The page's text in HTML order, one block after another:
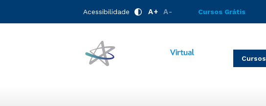
Acessibilidade A+ A- Cursos Grátis
Cursos